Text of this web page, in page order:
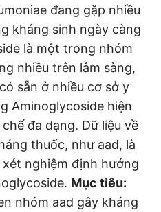
đang gặp nhiều
kháng sinh ngày càng
là một trong nhóm
nhiều trên lâm sàng,
sẵn ở nhiều cơ sở y
Aminoglycoside hiện
đa dạng. Dữ liệu về
thuốc, như aad, là
nghiệm định hướng
Mục tiêu:
nhóm aad gây kháng